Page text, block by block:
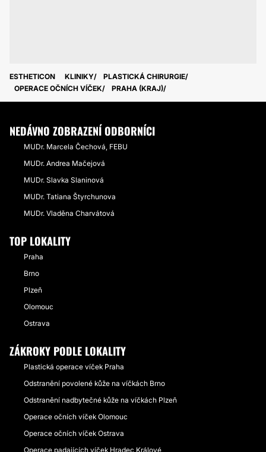
ESTHETICON KLINIKY
PLASTICKÁ CHIRURGIE
OPERACE OČNÍCH VÍČEK
PRAHA (KRAJ)
NEDÁVNO ZOBRAZENÍ ODBORNÍCI
MUDr. Marcela Čechová, FEBU
MUDr. Andrea Mačejová
MUDr. Slavka Slaninová
MUDr. Tatiana Štyrchunova
MUDr. Vladěna Charvátová
TOP LOKALITY
Praha
Brno
Plzeň
Olomouc
Ostrava
ZÁKROKY PODLE LOKALITY
Plastická operace víček Praha
Odstranění povolené kůže na víčkách Brno
Odstranění nadbytečné kůže na víčkách Plzeň
Operace očních víček Olomouc
Operace očních víček Ostrava
Operace padajících víček Hradec Králové